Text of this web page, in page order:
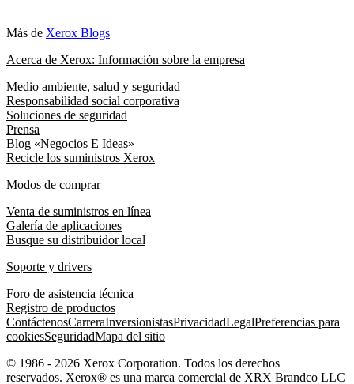
Más de Xerox Blogs
Acerca de Xerox: Información sobre la empresa
Medio ambiente, salud y seguridad
Responsabilidad social corporativa
Soluciones de seguridad
Prensa
Blog «Negocios E Ideas»
Recicle los suministros Xerox
Modos de comprar
Venta de suministros en línea
Galería de aplicaciones
Busque su distribuidor local
Soporte y drivers
Foro de asistencia técnica
Registro de productos
ContáctenosCarreraInversionistasPrivacidadLegalPreferencias para
cookiesSeguridadMapa del sitio
© 1986 - 2026 Xerox Corporation. Todos los derechos
reservados. Xerox® es una marca comercial de XRX Brandco LLC